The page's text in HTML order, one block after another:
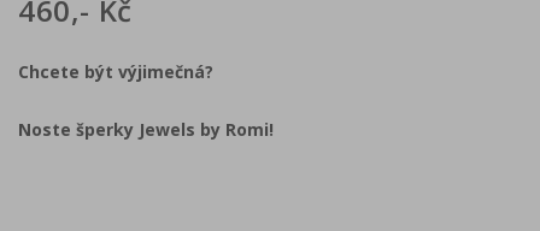
460,- Kč
Chcete být výjimečná?
Noste šperky Jewels by Romi!